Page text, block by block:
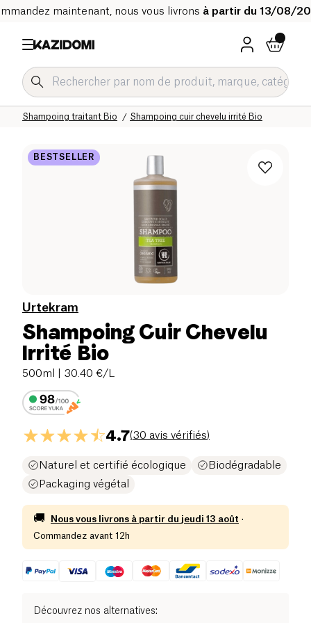
maintenant, nous vous livrons à partir du 13/08/
Shampoing cuir chevelu irrité Bio
Shampoing traitant Bio
Cheveux
Hygiène & Beauté
Notre catalogue bio
Accueil
BESTSELLER
Urtekram
Shampoing Cuir Chevelu
Irrité Bio
500ml | 30.40 €/L
4.7(30 avis vérifiés)
Naturel et certifié écologique
Biodégradable
Packaging végétal
🚚 Nous vous livrons à partir du jeudi 13 août ·
Commandez avant 12h
Découvrez nos alternatives: